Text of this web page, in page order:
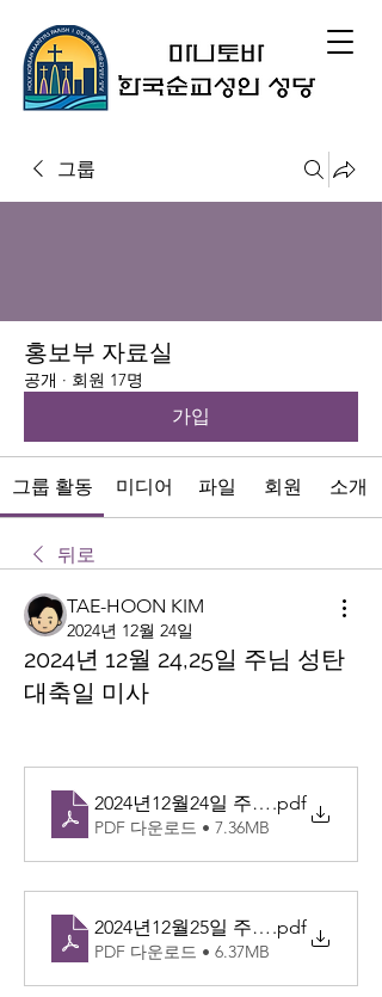
그룹
홍보부 자료실
공개 · 회원 17명
가입
그룹 활동 미디어 파일 회원 소개
뒤로
TAE-HOON KIM
2024년 12월 24일
2024년 12월 24,25일 주님 성탄
대축일 미사
2024년12월24일 주님성탄대축일
.pdf
PDF 다운로드 • 7.36MB
2024년12월25일 주님성탄대축일
.pdf
PDF 다운로드 • 6.37MB